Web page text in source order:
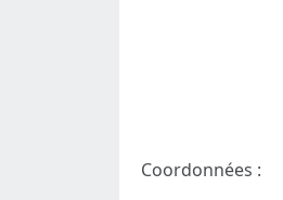
Coordonnées :